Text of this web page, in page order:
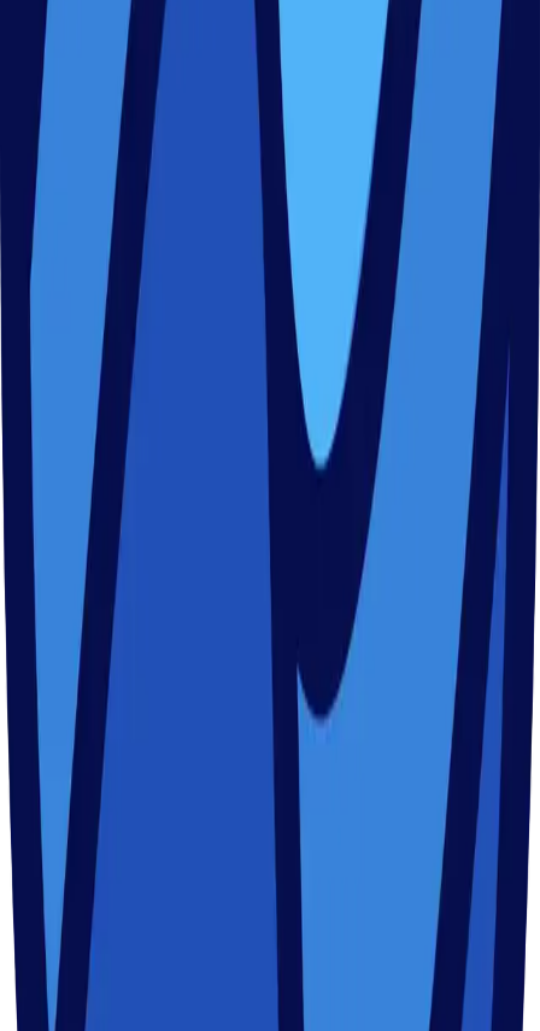
Anmeldung abschließen
Als letztes hinterlegst du deine Daten, mit denen die
Anmeldung abgeschlossen wird.
Brauchst du Hilfe?
Footer
Professionelle Lehre mit
Spaß und Begeisterung.
Finde deine Wunsch-Kursart unter unserem vielfältigen
Angebot und melde dich für einen Kurs an einem von vielen
möglichen Standorten an.
Facebook